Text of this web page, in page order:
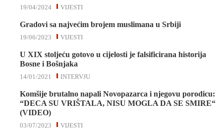
VIJESTI
19/04/2024
Gradovi sa najvećim brojem muslimana u Srbiji
VIJESTI
19/06/2023
U XIX stoljeću gotovo u cijelosti je falsificirana historija
Bosne i Bošnjaka
INTERVJU
14/01/2021
Komšije brutalno napali Novopazarca i njegovu porodicu:
“DECA SU VRIŠTALA, NISU MOGLA DA SE SMIRE“
(VIDEO)
VIJESTI
03/07/2023